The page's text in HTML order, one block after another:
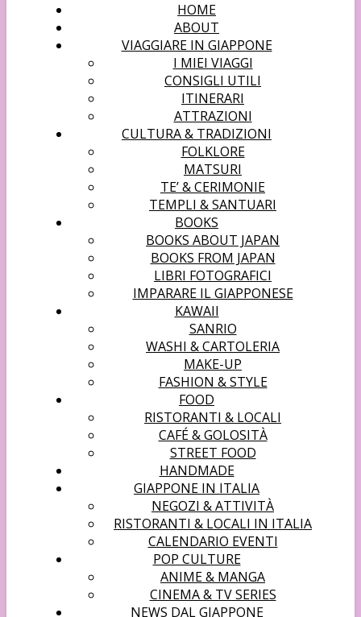
HOME
ABOUT
VIAGGIARE IN GIAPPONE
I MIEI VIAGGI
CONSIGLI UTILI
ITINERARI
ATTRAZIONI
CULTURA & TRADIZIONI
FOLKLORE
MATSURI
TE’ & CERIMONIE
TEMPLI & SANTUARI
BOOKS
BOOKS ABOUT JAPAN
BOOKS FROM JAPAN
LIBRI FOTOGRAFICI
IMPARARE IL GIAPPONESE
KAWAII
SANRIO
WASHI & CARTOLERIA
MAKE-UP
FASHION & STYLE
FOOD
RISTORANTI & LOCALI
CAFÉ & GOLOSITÀ
STREET FOOD
HANDMADE
GIAPPONE IN ITALIA
NEGOZI & ATTIVITÀ
RISTORANTI & LOCALI IN ITALIA
CALENDARIO EVENTI
POP CULTURE
ANIME & MANGA
CINEMA & TV SERIES
NEWS DAL GIAPPONE